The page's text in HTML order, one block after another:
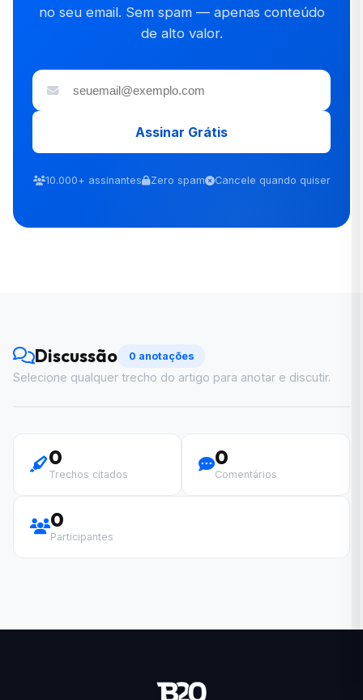
no seu email. Sem spam — apenas conteúdo
de alto valor.
Assinar Grátis
10.000+ assinantes Zero spam Cancele quando quiser
Discussão 0 anotações
Selecione qualquer trecho do artigo para anotar e discutir.
0
Trechos citados
0
Comentários
0
Participantes